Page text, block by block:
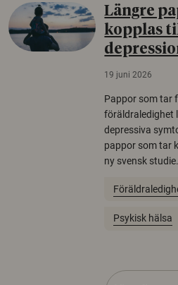
Längre
kopplas
19 juni 2026
Pappor som tar
föräldraledighet
depressiva
pappor som tar
ny svensk studie.
Psykisk hälsa